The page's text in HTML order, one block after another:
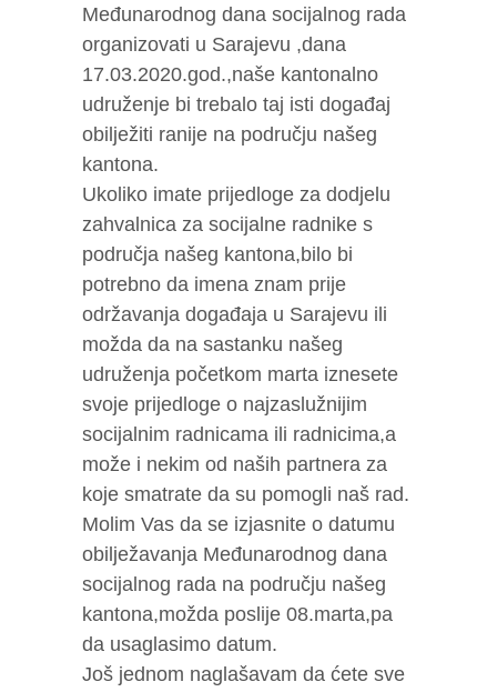
Međunarodnog dana socijalnog rada
organizovati u Sarajevu ,dana
17.03.2020.god.,naše kantonalno
udruženje bi trebalo taj isti događaj
obilježiti ranije na području našeg
kantona.
Ukoliko imate prijedloge za dodjelu
zahvalnica za socijalne radnike s
područja našeg kantona,bilo bi
potrebno da imena znam prije
održavanja događaja u Sarajevu ili
možda da na sastanku našeg
udruženja početkom marta iznesete
svoje prijedloge o najzaslužnijim
socijalnim radnicama ili radnicima,a
može i nekim od naših partnera za
koje smatrate da su pomogli naš rad.
Molim Vas da se izjasnite o datumu
obilježavanja Međunarodnog dana
socijalnog rada na području našeg
kantona,možda poslije 08.marta,pa
da usaglasimo datum.
Još jednom naglašavam da ćete sve